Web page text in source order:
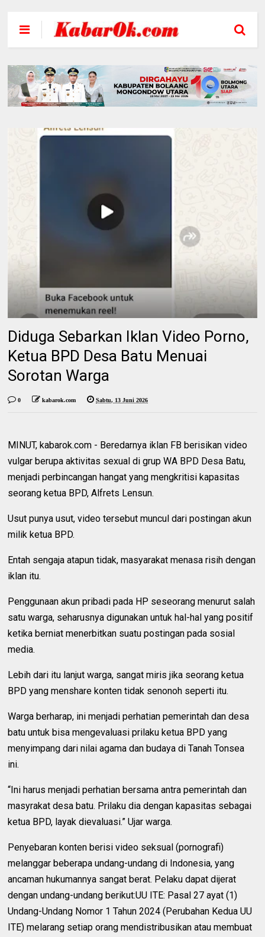
Diduga Sebarkan Iklan Video Porno,
Ketua BPD Desa Batu Menuai
Sorotan Warga
0 kabarok.com Sabtu, 13 Juni 2026
MINUT, kabarok.com - Beredarnya iklan FB berisikan video
vulgar berupa aktivitas sexual di grup WA BPD Desa Batu,
menjadi perbincangan hangat yang mengkritisi kapasitas
seorang ketua BPD, Alfrets Lensun.
Usut punya usut, video tersebut muncul dari postingan akun
milik ketua BPD.
Entah sengaja atapun tidak, masyarakat menasa risih dengan
iklan itu.
Penggunaan akun pribadi pada HP seseorang menurut salah
satu warga, seharusnya digunakan untuk hal-hal yang positif
ketika berniat menerbitkan suatu postingan pada sosial
media.
Lebih dari itu lanjut warga, sangat miris jika seorang ketua
BPD yang menshare konten tidak senonoh seperti itu.
Warga berharap, ini menjadi perhatian pemerintah dan desa
batu untuk bisa mengevaluasi prilaku ketua BPD yang
menyimpang dari nilai agama dan budaya di Tanah Tonsea
ini.
“Ini harus menjadi perhatian bersama antra pemerintah dan
masyrakat desa batu. Prilaku dia dengan kapasitas sebagai
ketua BPD, layak dievaluasi.” Ujar warga.
Penyebaran konten berisi video seksual (pornografi)
melanggar beberapa undang-undang di Indonesia, yang
ancaman hukumannya sangat berat. Pelaku dapat dijerat
dengan undang-undang berikut:UU ITE: Pasal 27 ayat (1)
Undang-Undang Nomor 1 Tahun 2024 (Perubahan Kedua UU
ITE) melarang setiap orang mendistribusikan atau membuat